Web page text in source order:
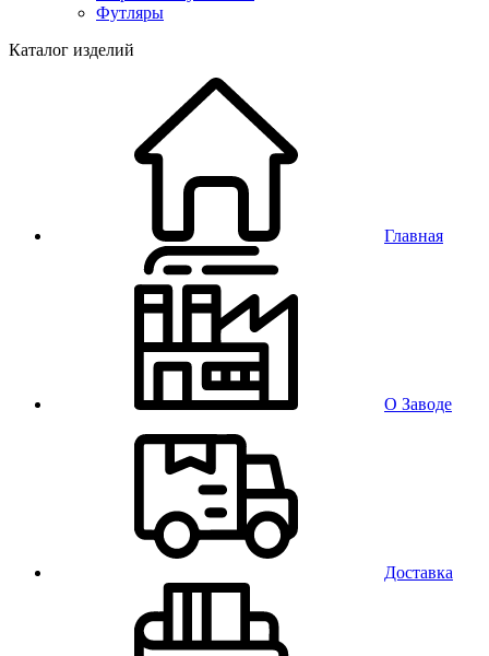
Футляры
Каталог изделий
Главная
О Заводе
Доставка